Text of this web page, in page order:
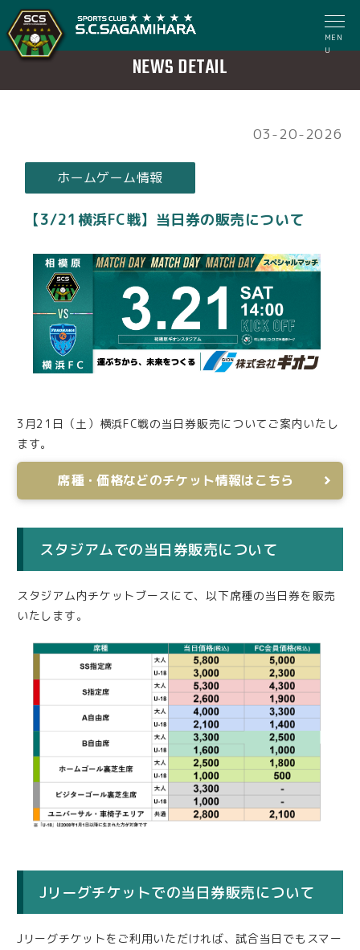
MEN
U
NEWS DETAIL
03-20-2026
ホームゲーム情報
【3/21横浜FC戦】当日券の販売について
3月21日（土）横浜FC戦の当日券販売についてご案内いたし
ます。
席種・価格などのチケット情報はこちら
スタジアムでの当日券販売について
スタジアム内チケットブースにて、以下席種の当日券を販売
いたします。
Jリーグチケットでの当日券販売について
Jリーグチケットをご利用いただければ、試合当日でもスマー